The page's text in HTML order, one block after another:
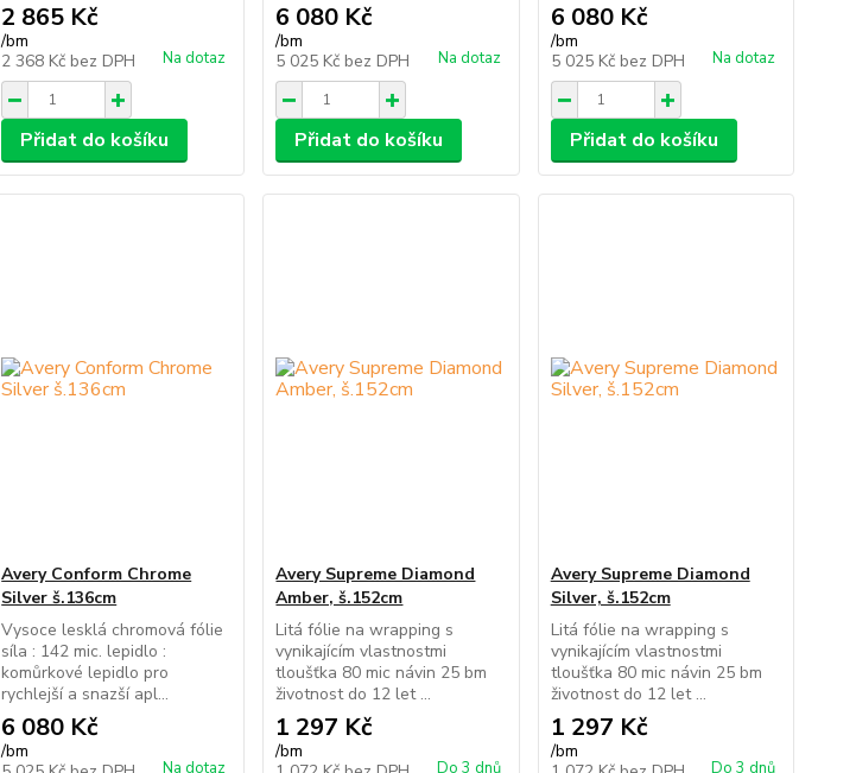
2 865 Kč
/bm
2 368 Kč bez DPH Na dotaz
Přidat do košíku
6 080 Kč
/bm
5 025 Kč bez DPH Na dotaz
Přidat do košíku
6 080 Kč
/bm
5 025 Kč bez DPH Na dotaz
Přidat do košíku
Avery Conform Chrome
Silver š.136cm
Vysoce lesklá chromová fólie
síla : 142 mic. lepidlo :
komůrkové lepidlo pro
rychlejší a snazší apl...
6 080 Kč
/bm
Na dotaz
Avery Supreme Diamond
Amber, š.152cm
Litá fólie na wrapping s
vynikajícím vlastnostmi
tloušťka 80 mic návin 25 bm
životnost do 12 let ...
1 297 Kč
/bm
Do 3 dnů
Avery Supreme Diamond
Silver, š.152cm
Litá fólie na wrapping s
vynikajícím vlastnostmi
tloušťka 80 mic návin 25 bm
životnost do 12 let ...
1 297 Kč
/bm
Do 3 dnů